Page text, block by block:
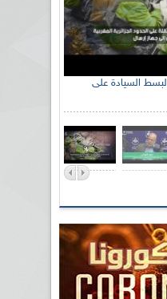
الإذاعة الجزائرية تحي الذكرى 59 لبسط السيادة على